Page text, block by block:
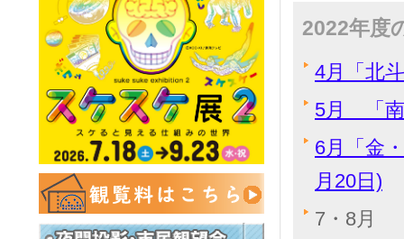
2022年度
4月「北
5月 「南
6月「金
月20日)
7・8月